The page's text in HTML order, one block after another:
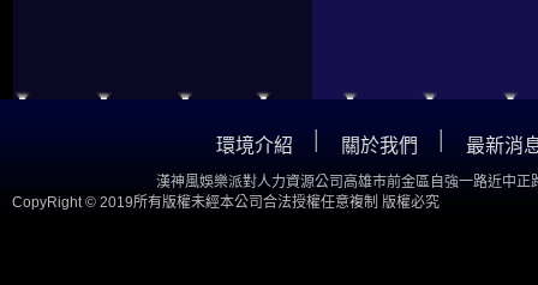
環境介紹 關於我們 最新消
漢神風娛樂派對人力資源公司高雄市前金區自強一路近中正
CopyRight © 2019所有版權未經本公司合法授權任意複制 版權必究